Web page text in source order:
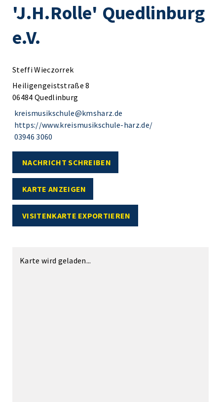
'J.H.Rolle' Quedlinburg
e.V.
Steffi Wieczorrek
Heiligengeiststraße 8
06484 Quedlinburg
kreismusikschule@kmsharz.de
https://www.kreismusikschule-harz.de/
03946 3060
NACHRICHT SCHREIBEN
KARTE ANZEIGEN
VISITENKARTE EXPORTIEREN
Karte wird geladen...